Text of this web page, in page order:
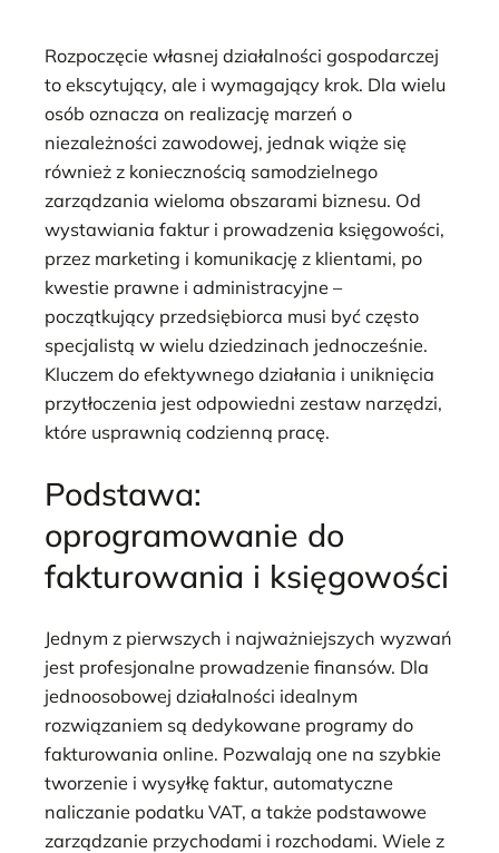
Rozpoczęcie własnej działalności gospodarczej
to ekscytujący, ale i wymagający krok. Dla wielu
osób oznacza on realizację marzeń o
niezależności zawodowej, jednak wiąże się
również z koniecznością samodzielnego
zarządzania wieloma obszarami biznesu. Od
wystawiania faktur i prowadzenia księgowości,
przez marketing i komunikację z klientami, po
kwestie prawne i administracyjne –
początkujący przedsiębiorca musi być często
specjalistą w wielu dziedzinach jednocześnie.
Kluczem do efektywnego działania i uniknięcia
przytłoczenia jest odpowiedni zestaw narzędzi,
które usprawnią codzienną pracę.
Podstawa:
oprogramowanie do
fakturowania i księgowości
Jednym z pierwszych i najważniejszych wyzwań
jest profesjonalne prowadzenie finansów. Dla
jednoosobowej działalności idealnym
rozwiązaniem są dedykowane programy do
fakturowania online. Pozwalają one na szybkie
tworzenie i wysyłkę faktur, automatyczne
naliczanie podatku VAT, a także podstawowe
zarządzanie przychodami i rozchodami. Wiele z